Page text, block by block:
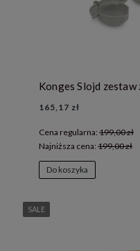
165,17 zł
Cena regularna: 199,00 zł
Najniższa cena: 199,00 zł
Do koszyka
SALE